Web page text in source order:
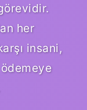
her
insani,